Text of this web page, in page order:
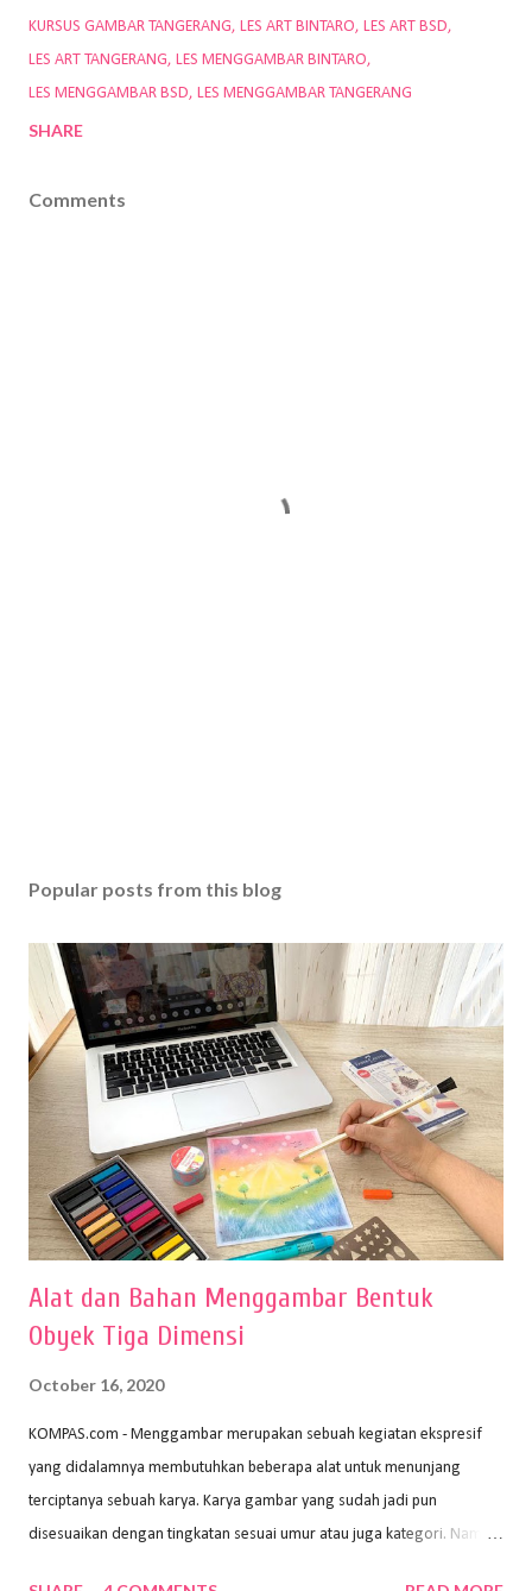
KURSUS GAMBAR TANGERANG
LES ART BINTARO
LES ART BSD
LES ART TANGERANG
LES MENGGAMBAR BINTARO
LES MENGGAMBAR BSD
LES MENGGAMBAR TANGERANG
SHARE
Comments
Popular posts from this blog
Alat dan Bahan Menggambar Bentuk
Obyek Tiga Dimensi
October 16, 2020
KOMPAS.com - Menggambar merupakan sebuah kegiatan ekspresif
yang didalamnya membutuhkan beberapa alat untuk menunjang
terciptanya sebuah karya. Karya gambar yang sudah jadi pun
disesuaikan dengan tingkatan sesuai umur atau juga kategori. Namun,